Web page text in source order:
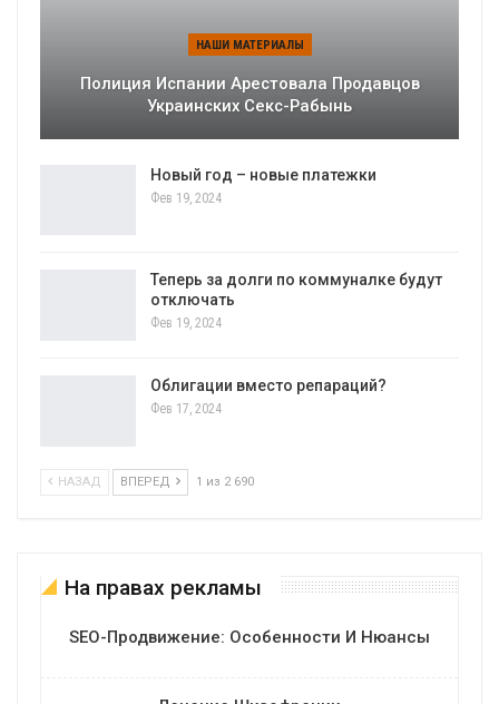
НАШИ МАТЕРИАЛЫ
Полиция Испании Арестовала Продавцов
Украинских Секс-Рабынь
Новый год – новые платежки
Фев 19, 2024
Теперь за долги по коммуналке будут
отключать
Фев 19, 2024
Облигации вместо репараций?
Фев 17, 2024
НАЗАД ВПЕРЕД 1 из 2 690
На правах рекламы
SEO-Продвижение: Особенности И Нюансы